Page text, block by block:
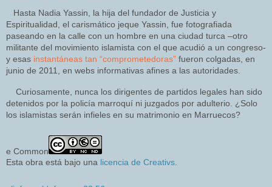
Hasta Nadia Yassin, la hija del fundador de Justicia y
Espiritualidad, el carismático jeque Yassin, fue fotografiada
paseando en la calle con un hombre en una ciudad turca –otro
militante del movimiento islamista con el que acudió a un congreso-
y esas instantáneas tan “comprometedoras” fueron colgadas, en
junio de 2011, en webs informativas afines a las autoridades.
Curiosamente, nunca los dirigentes de partidos legales han sido
detenidos por la policía marroquí ni juzgados por adulterio. ¿Solo
los islamistas serán infieles en su matrimonio en Marruecos?
e Common
Esta obra está bajo una licencia de Creativs